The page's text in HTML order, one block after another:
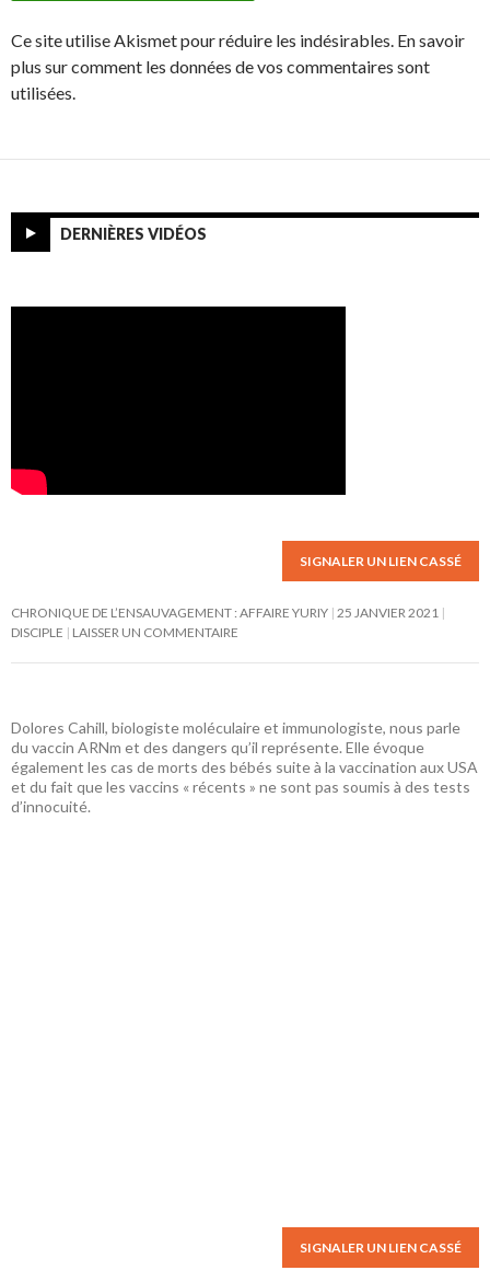
Ce site utilise Akismet pour réduire les indésirables. En savoir
plus sur comment les données de vos commentaires sont
utilisées.
DERNIÈRES VIDÉOS
SIGNALER UN LIEN CASSÉ
CHRONIQUE DE L’ENSAUVAGEMENT : AFFAIRE YURIY 25 JANVIER 2021
DISCIPLE
LAISSER UN COMMENTAIRE
Dolores Cahill, biologiste moléculaire et immunologiste, nous parle
du vaccin ARNm et des dangers qu’il représente. Elle évoque
également les cas de morts des bébés suite à la vaccination aux USA
et du fait que les vaccins « récents » ne sont pas soumis à des tests
d’innocuité.
SIGNALER UN LIEN CASSÉ